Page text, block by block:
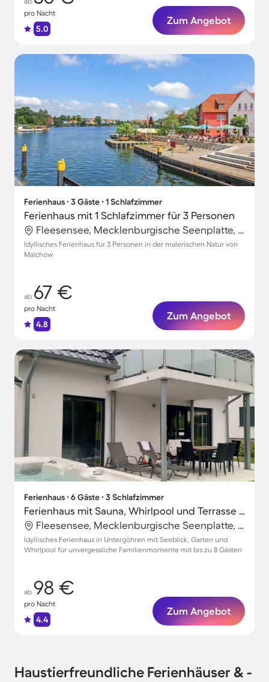
pro Nacht
5.0
Zum Angebot
Ferienhaus ∙ 3 Gäste ∙ 1 Schlafzimmer
Ferienhaus mit 1 Schlafzimmer für 3 Personen
Fleesensee, Mecklenburgische Seenplatte, Deutschland
Idyllisches Ferienhaus für 3 Personen in der malerischen Natur von
Malchow
ab 67 €
pro Nacht
4.8
Zum Angebot
Ferienhaus ∙ 6 Gäste ∙ 3 Schlafzimmer
Ferienhaus mit Sauna, Whirlpool und Terrasse | Naturblick
Fleesensee, Mecklenburgische Seenplatte, Deutschland
Idyllisches Ferienhaus in Untergöhren mit Seeblick, Garten und
Whirlpool für unvergessliche Familienmomente mit bis zu 8 Gästen
ab 98 €
pro Nacht
4.4
Zum Angebot
Haustierfreundliche Ferienhäuser & -